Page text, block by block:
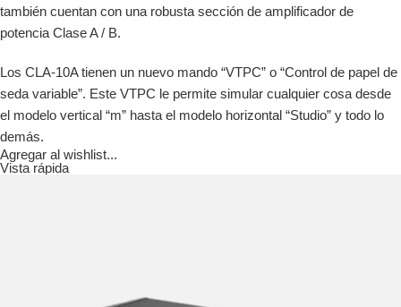
también cuentan con una robusta sección de amplificador de
potencia Clase A / B.
Los CLA-10A tienen un nuevo mando “VTPC” o “Control de papel de
seda variable”. Este VTPC le permite simular cualquier cosa desde
el modelo vertical “m” hasta el modelo horizontal “Studio” y todo lo
demás.
Agregar al wishlist...
Vista rápida